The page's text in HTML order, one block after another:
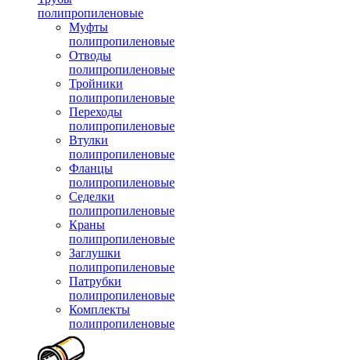
полипропиленовые
Муфты
полипропиленовые
Отводы
полипропиленовые
Тройники
полипропиленовые
Переходы
полипропиленовые
Втулки
полипропиленовые
Фланцы
полипропиленовые
Седелки
полипропиленовые
Краны
полипропиленовые
Заглушки
полипропиленовые
Патрубки
полипропиленовые
Комплекты
полипропиленовые